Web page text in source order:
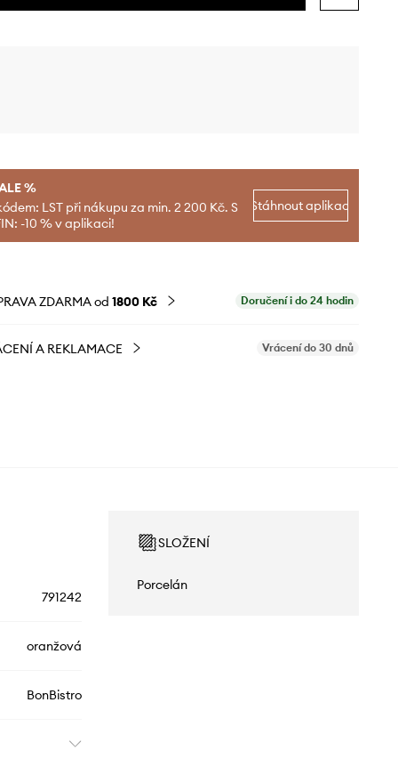
%
LST při nákupu za min. 2 200 Kč. S
-10 % v aplikaci!
Stáhnout aplikaci
ZDARMA od 1800 Kč Doručení i do 24 hodin
A REKLAMACE Vrácení do 30 dnů
791242
oranžová
BonBistro
SLOŽENÍ
Porcelán